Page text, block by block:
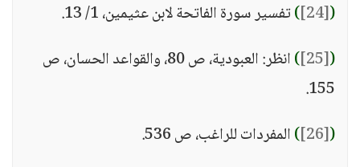
(
[24]
)تفسير سورة الفاتحة لابن عثيمين، 1/ 13.
(
[25]
)
انظر: العبودية، ص 80، والقواعد الحسان، ص
155.
(
[26]
)المفردات للراغب، ص 536.